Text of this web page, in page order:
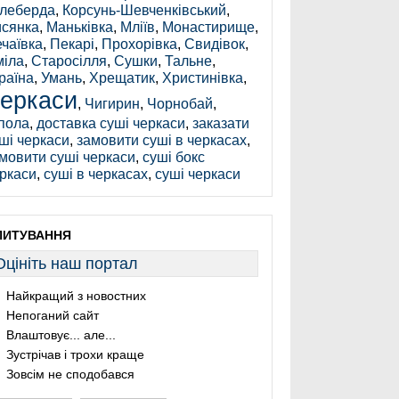
, Корсунь-Шевченківський,
, Маньківка, Мліїв, Монастирище,
, Пекарі, Прохорівка, Свидівок,
, Старосілля, Сушки, Тальне,
, Умань, Хрещатик, Христинівка,
, Чигирин, Чорнобай,
, доставка суші черкаси, заказати
черкаси, замовити суші в черкасах,
суші черкаси, суші бокс
, суші в черкасах, суші черкаси
наш портал
Найкращий з новостних
Непоганий сайт
Влаштовує... але...
Зустрічав і трохи краще
Зовсім не сподобався